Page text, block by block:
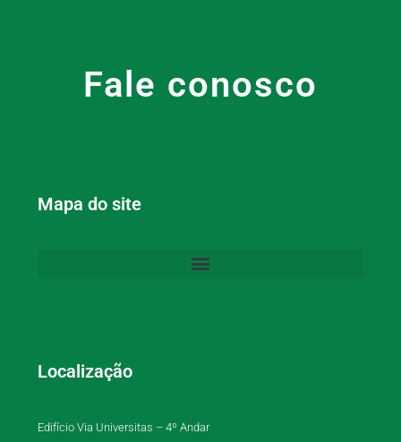
Fale conosco
Mapa do site
Localização
Edifício Via Universitas – 4º Andar